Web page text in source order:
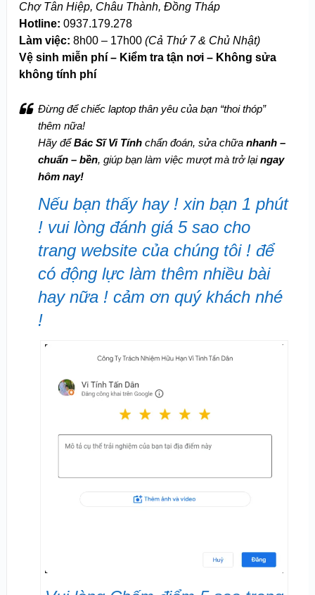
Chợ Tân Hiệp, Châu Thành, Đồng Tháp
Hotline: 0937.179.278
Làm việc: 8h00 – 17h00 (Cả Thứ 7 & Chủ Nhật)
Vệ sinh miễn phí – Kiểm tra tận nơi – Không sửa
không tính phí
Đừng để chiếc laptop thân yêu của bạn “thoi thóp”
thêm nữa!
Hãy đểBác Sĩ Vi Tínhchẩn đoán, sửa chữa nhanh –
chuẩn – bền, giúp bạn làm việc mượt mà trở lạingay
hôm nay!
Nếu bạn thấy hay ! xin bạn 1 phút
! vui lòng đánh giá 5 sao cho
trang website của chúng tôi ! để
có động lực làm thêm nhiều bài
hay nữa ! cảm ơn quý khách nhé
!